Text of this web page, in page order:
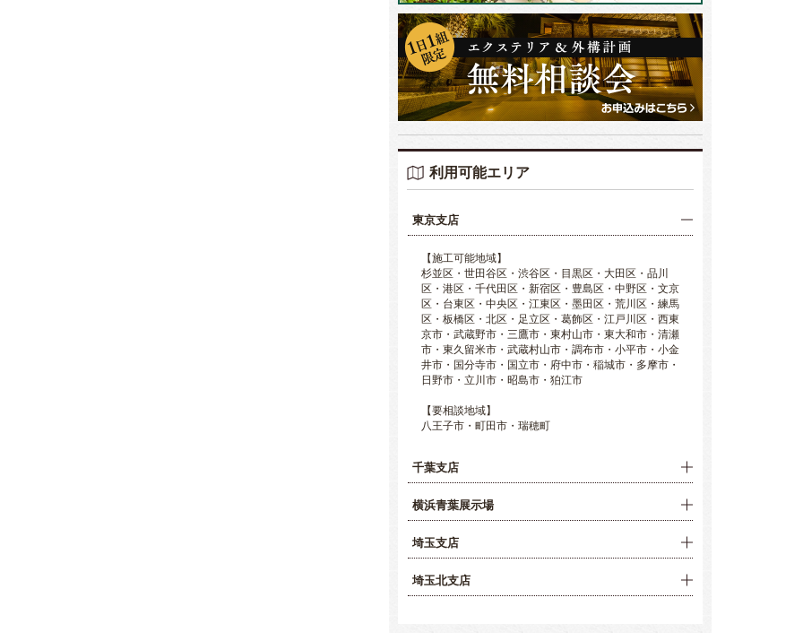
利用可能エリア
東京支店
【施工可能地域】
杉並区・世田谷区・渋谷区・目黒区・大田区・品川
区・港区・千代田区・新宿区・豊島区・中野区・文京
区・台東区・中央区・江東区・墨田区・荒川区・練馬
区・板橋区・北区・足立区・葛飾区・江戸川区・西東
京市・武蔵野市・三鷹市・東村山市・東大和市・清瀬
市・東久留米市・武蔵村山市・調布市・小平市・小金
井市・国分寺市・国立市・府中市・稲城市・多摩市・
日野市・立川市・昭島市・狛江市
【要相談地域】
八王子市・町田市・瑞穂町
千葉支店
横浜青葉展示場
埼玉支店
埼玉北支店